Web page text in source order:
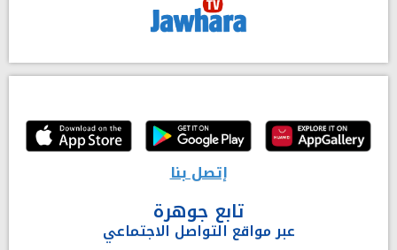
إتصل بنا
تابع جوهرة
عبر مواقع التواصل الاجتماعي